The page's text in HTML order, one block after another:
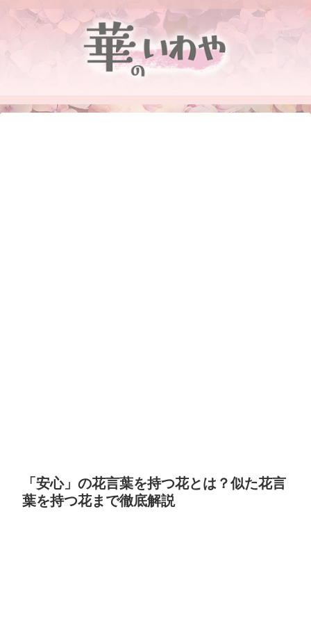
「安心」の花言葉を持つ花とは？似た花言
葉を持つ花まで徹底解説